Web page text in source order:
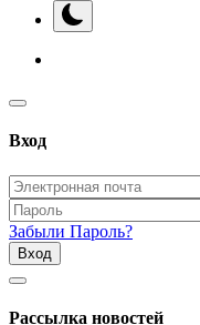
Вход
Забыли Пароль?
Вход
Рассылка новостей